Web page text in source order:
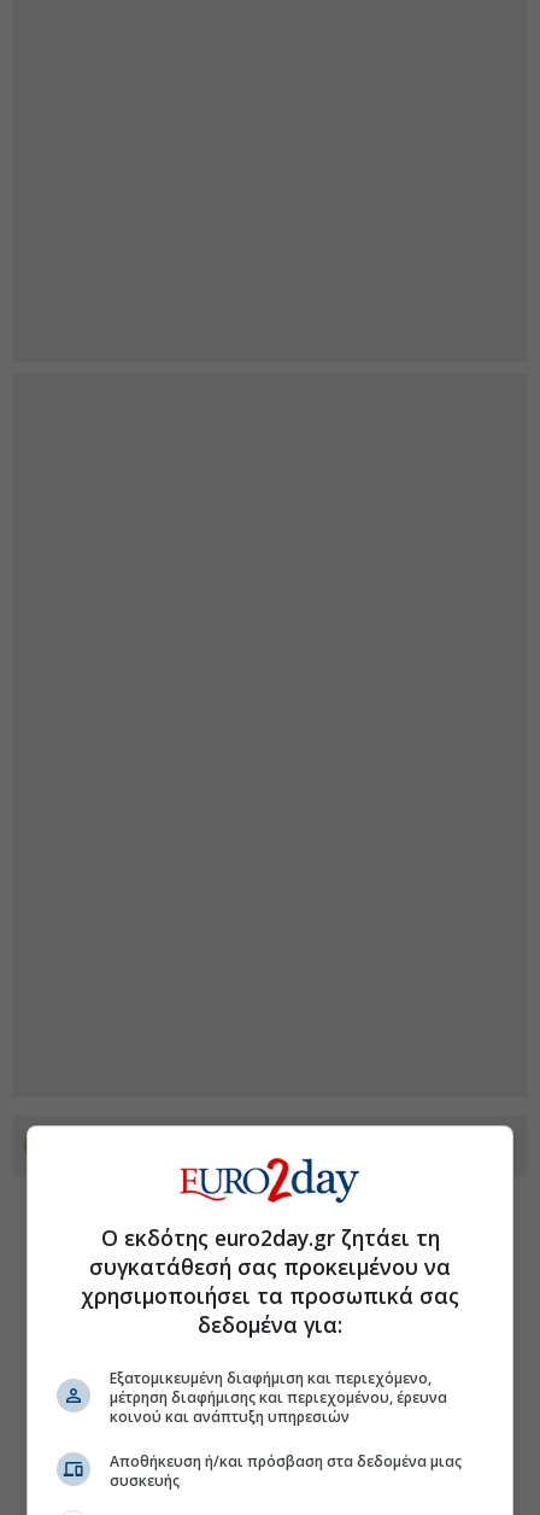
Ο εκδότης euro2day.gr ζητάει τη
συγκατάθεσή σας προκειμένου να
χρησιμοποιήσει τα προσωπικά σας
δεδομένα για:
Εξατομικευμένη διαφήμιση και περιεχόμενο,
μέτρηση διαφήμισης και περιεχομένου, έρευνα
κοινού και ανάπτυξη υπηρεσιών
Αποθήκευση ή/και πρόσβαση στα δεδομένα μιας
συσκευής